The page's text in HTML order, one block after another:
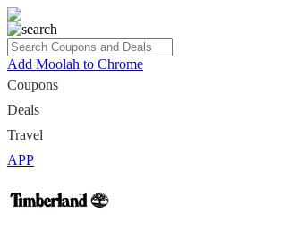
Add Moolah to Chrome
Coupons
Deals
Travel
APP